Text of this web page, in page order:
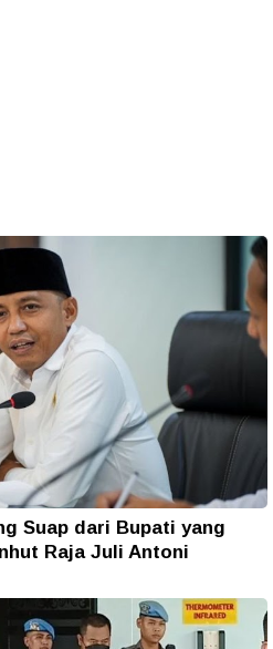
Suap dari Bupati yang
Raja Juli Antoni